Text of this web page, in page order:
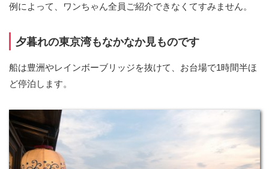
例によって、ワンちゃん全員ご紹介できなくてすみません。
夕暮れの東京湾もなかなか見ものです
船は豊洲やレインボーブリッジを抜けて、お台場で1時間半ほ
ど停泊します。